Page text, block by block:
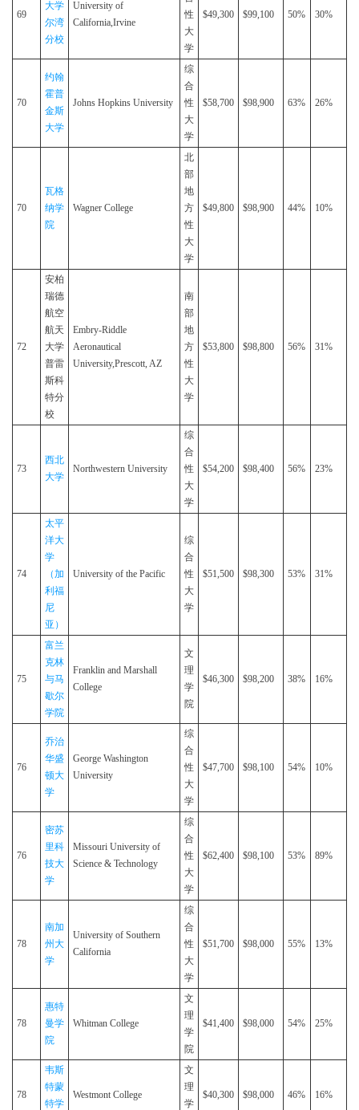
69
大学
尔湾
分校
University of
California,Irvine
性
大
学
$49,300 $99,100 50% 30%
70
约翰
霍普
金斯
大学
Johns Hopkins University
综
合
性
大
学
$58,700 $98,900 63% 26%
70
瓦格
纳学
院
Wagner College
北
部
地
方
性
大
学
$49,800 $98,900 44% 10%
72
安柏
瑞德
航空
航天
大学
普雷
斯科
特分
校
Embry-Riddle
Aeronautical
University,Prescott, AZ
南
部
地
方
性
大
学
$53,800 $98,800 56% 31%
73
西北
大学
Northwestern University
综
合
性
大
学
$54,200 $98,400 56% 23%
74
太平
洋大
学
（加
利福
尼
亚）
University of the Pacific
综
合
性
大
学
$51,500 $98,300 53% 31%
75
富兰
克林
与马
歇尔
学院
Franklin and Marshall
College
文
理
学
院
$46,300 $98,200 38% 16%
76
乔治
华盛
顿大
学
George Washington
University
综
合
性
大
学
$47,700 $98,100 54% 10%
76
密苏
里科
技大
学
Missouri University of
Science & Technology
综
合
性
大
学
$62,400 $98,100 53% 89%
78
南加
州大
学
University of Southern
California
综
合
性
大
学
$51,700 $98,000 55% 13%
78
惠特
曼学
院
Whitman College
文
理
学
院
$41,400 $98,000 54% 25%
78
韦斯
特蒙
特学
Westmont College
文
理
学
$40,300 $98,000 46% 16%